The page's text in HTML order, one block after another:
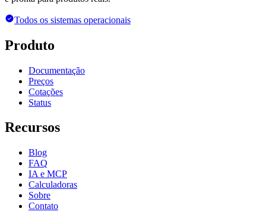
Todos os sistemas operacionais
Produto
Documentação
Preços
Cotações
Status
Recursos
Blog
FAQ
IA e MCP
Calculadoras
Sobre
Contato